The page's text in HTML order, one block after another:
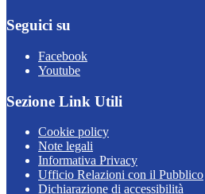
Seguici su
Facebook
Youtube
Sezione Link Utili
Cookie policy
Note legali
Informativa Privacy
Ufficio Relazioni con il Pubblico
Dichiarazione di accessibilità